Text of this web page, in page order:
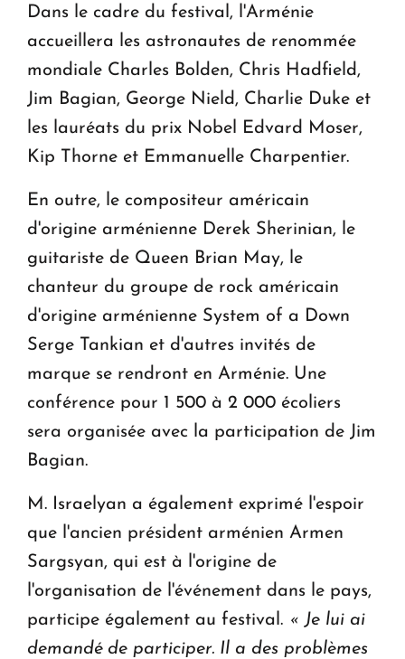
Dans le cadre du festival, l'Arménie
accueillera les astronautes de renommée
mondiale Charles Bolden, Chris Hadfield,
Jim Bagian, George Nield, Charlie Duke et
les lauréats du prix Nobel Edvard Moser,
Kip Thorne et Emmanuelle Charpentier.
En outre, le compositeur américain
d'origine arménienne Derek Sherinian, le
guitariste de Queen Brian May, le
chanteur du groupe de rock américain
d'origine arménienne System of a Down
Serge Tankian et d'autres invités de
marque se rendront en Arménie. Une
conférence pour 1 500 à 2 000 écoliers
sera organisée avec la participation de Jim
Bagian.
M. Israelyan a également exprimé l'espoir
que l'ancien président arménien Armen
Sargsyan, qui est à l'origine de
l'organisation de l'événement dans le pays,
participe également au festival. « Je lui ai
demandé de participer. Il a des problèmes